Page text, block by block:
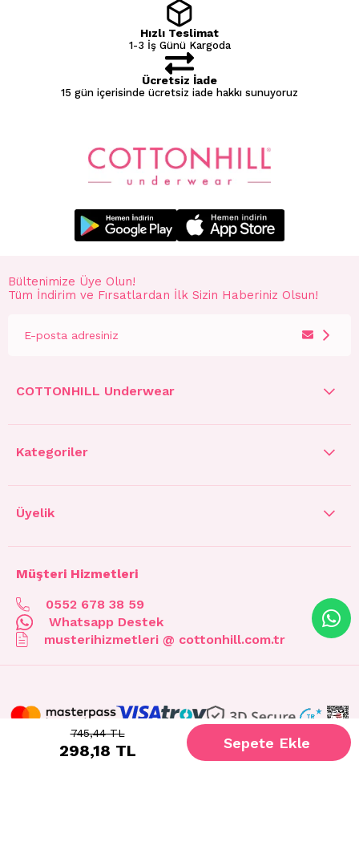
Hızlı Teslimat
1-3 İş Günü Kargoda
Ücretsiz İade
15 gün içerisinde ücretsiz iade hakkı sunuyoruz
Bültenimize Üye Olun!
Tüm İndirim ve Fırsatlardan İlk Sizin Haberiniz Olsun!
COTTONHILL Underwear
Kategoriler
Üyelik
Müşteri Hizmetleri
0552 678 38 59
Whatsapp Destek
musterihizmetleri @ cottonhill.com.tr
745,44 TL
298,18 TL